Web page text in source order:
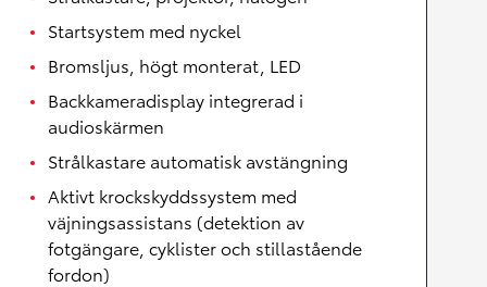
Startsystem med nyckel
Bromsljus, högt monterat, LED
Backkameradisplay integrerad i
audioskärmen
Strålkastare automatisk avstängning
Aktivt krockskyddssystem med
väjningsassistans (detektion av
fotgängare, cyklister och stillastående
fordon)